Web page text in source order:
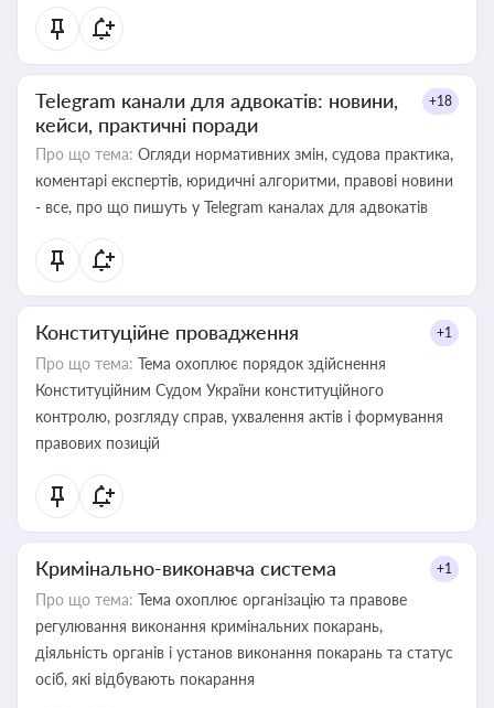
Telegram канали для адвокатів: новини,
кейси, практичні поради
+18
Про що тема: Огляди нормативних змін, судова практика,
коментарі експертів, юридичні алгоритми, правові новини
- все, про що пишуть у Telegram каналах для адвокатів
Конституційне провадження +1
Про що тема: Тема охоплює порядок здійснення
Конституційним Судом України конституційного
контролю, розгляду справ, ухвалення актів і формування
правових позицій
Кримінально-виконавча система +1
Про що тема: Тема охоплює організацію та правове
регулювання виконання кримінальних покарань,
діяльність органів і установ виконання покарань та статус
осіб, які відбувають покарання